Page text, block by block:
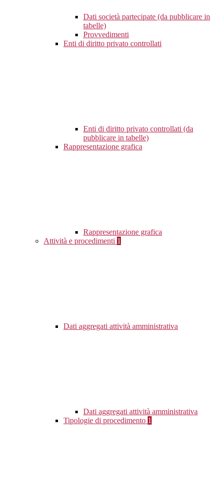
Dati società partecipate (da pubblicare in
tabelle)
Provvedimenti
Enti di diritto privato controllati
Enti di diritto privato controllati (da
pubblicare in tabelle)
Rappresentazione grafica
Rappresentazione grafica
Attività e procedimenti 1
Dati aggregati attività amministrativa
Dati aggregati attività amministrativa
Tipologie di procedimento 1